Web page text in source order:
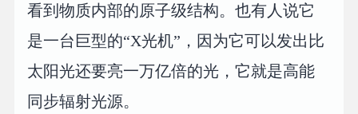
看到物质内部的原子级结构。也有人说它
是一台巨型的“X光机”，因为它可以发出比
太阳光还要亮一万亿倍的光，它就是高能
同步辐射光源。